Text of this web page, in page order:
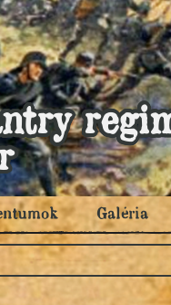
Galéria